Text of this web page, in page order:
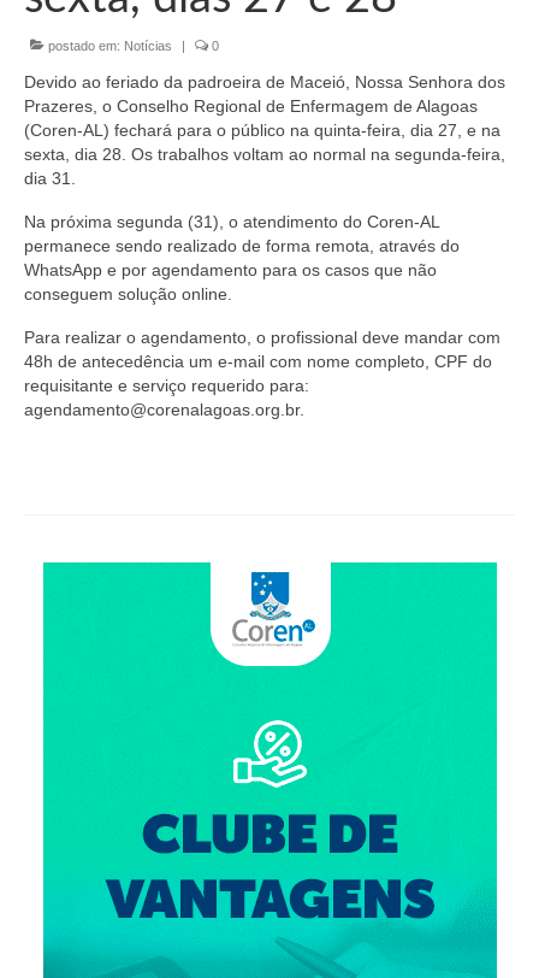
Conselheiros e Diretoria
Câmaras Técnicas
Carta de Serviços ao Cidadão
Transparência e Prestação de Contas
Eleições
Eleições Triênio 2027-2029
Eleições 2023
Portarias
Resoluções
postado em: Notícias | 0
Devido ao feriado da padroeira de Maceió, Nossa Senhora dos
Prazeres, o Conselho Regional de Enfermagem de Alagoas
(Coren-AL) fechará para o público na quinta-feira, dia 27, e na
sexta, dia 28. Os trabalhos voltam ao normal na segunda-feira,
dia 31.
Na próxima segunda (31), o atendimento do Coren-AL
permanece sendo realizado de forma remota, através do
WhatsApp e por agendamento para os casos que não
conseguem solução online.
Para realizar o agendamento, o profissional deve mandar com
48h de antecedência um e-mail com nome completo, CPF do
requisitante e serviço requerido para:
agendamento@corenalagoas.org.br.